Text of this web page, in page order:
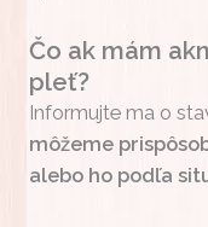
Čo ak mám
pleť?
Informujte ma o
môžeme
alebo ho podľa